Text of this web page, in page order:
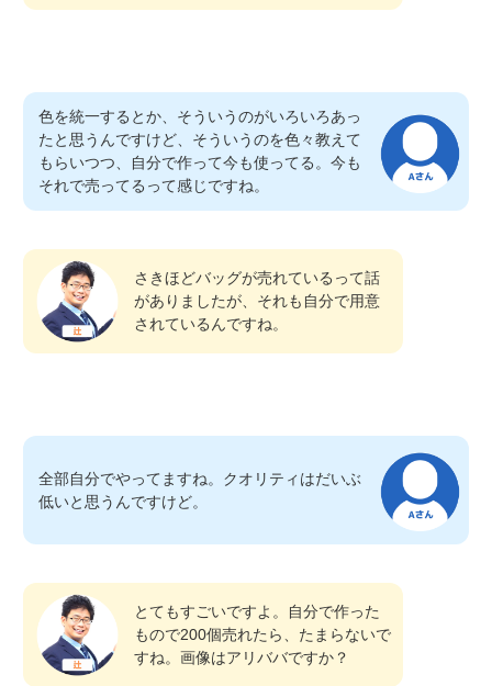
色を統一するとか、そういうのがいろいろあっ
たと思うんですけど、そういうのを色々教えて
もらいつつ、自分で作って今も使ってる。今も
それで売ってるって感じですね。
さきほどバッグが売れているって話
がありましたが、それも自分で用意
されているんですね。
全部自分でやってますね。クオリティはだいぶ
低いと思うんですけど。
とてもすごいですよ。自分で作った
もので200個売れたら、たまらないで
すね。画像はアリババですか？